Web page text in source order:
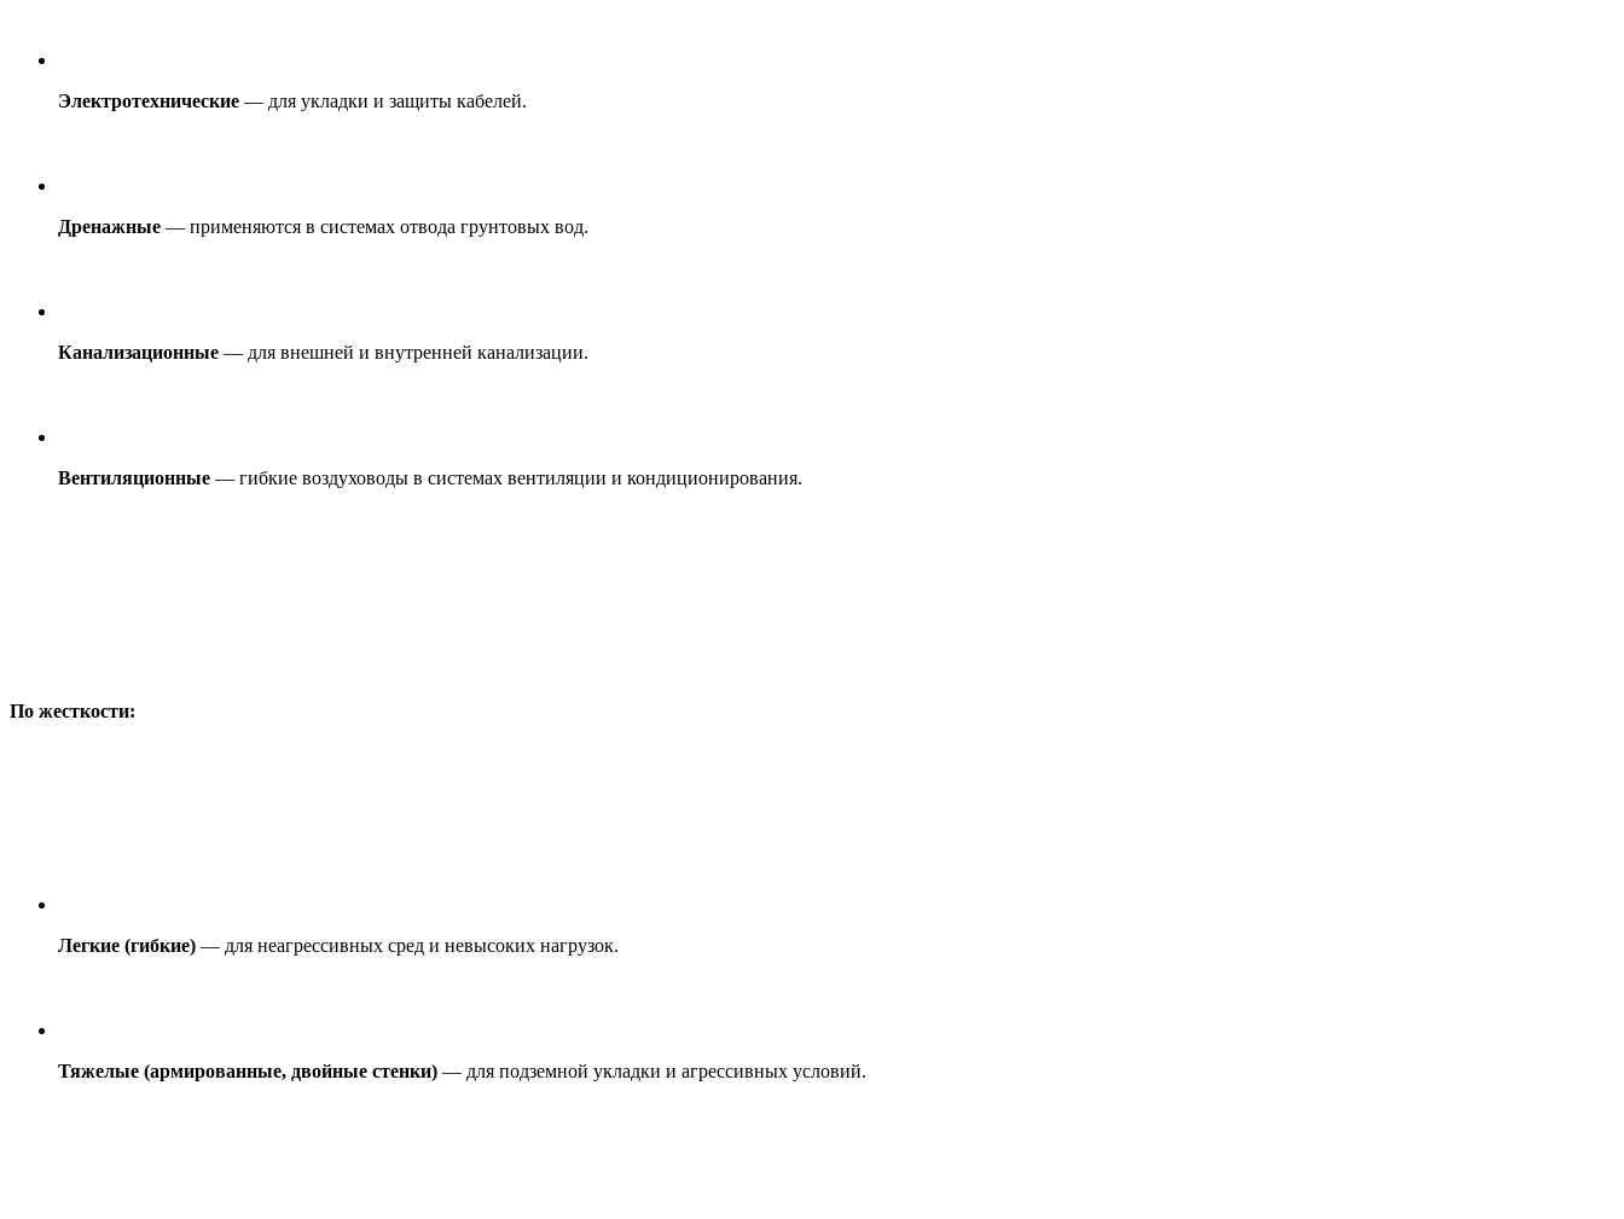
Электротехнические — для укладки и защиты кабелей.
Дренажные — применяются в системах отвода грунтовых вод.
Канализационные — для внешней и внутренней канализации.
Вентиляционные — гибкие воздуховоды в системах вентиляции и кондиционирования.
По жесткости:
Легкие (гибкие) — для неагрессивных сред и невысоких нагрузок.
Тяжелые (армированные, двойные стенки) — для подземной укладки и агрессивных условий.